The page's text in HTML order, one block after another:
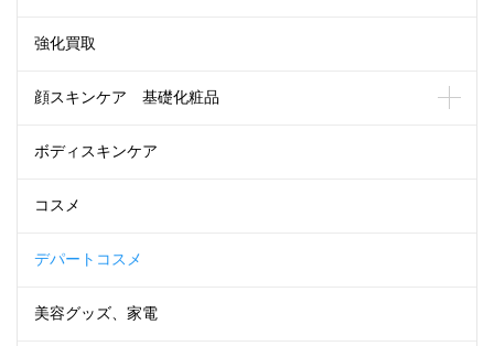
強化買取
顔スキンケア 基礎化粧品
ボディスキンケア
コスメ
デパートコスメ
美容グッズ、家電